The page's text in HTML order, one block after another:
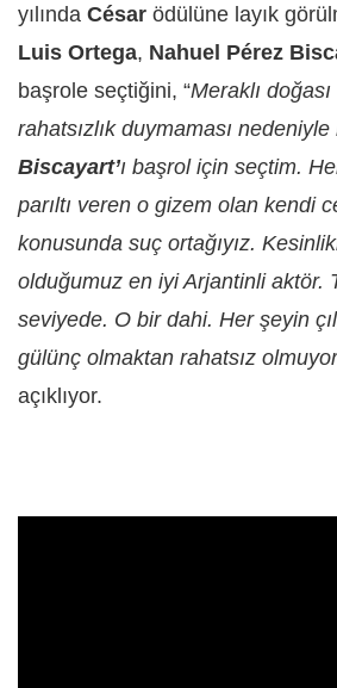
yılında César ödülüne layık
Luis Ortega, Nahuel Pérez
başrole seçtiğini, “Meraklı
rahatsızlık duymaması nedeniyle
Biscayart’ı başrol için seçtim.
parıltı veren o gizem olan kendi
konusunda suç ortağıyız.
olduğumuz en iyi Arjantinli aktör.
seviyede. O bir dahi. Her şeyin
gülünç olmaktan rahatsız olmuyor
açıklıyor.